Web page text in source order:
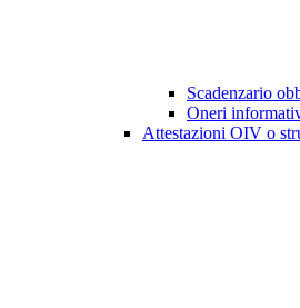
Scadenzario
Oneri
Attestazioni OIV o